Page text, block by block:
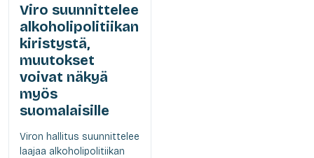
Viro suunnittelee
alkoholipolitiikan
kiristystä,
muutokset
voivat näkyä
myös
suomalaisille
Viron hallitus suunnittelee
laajaa alkoholipolitiikan